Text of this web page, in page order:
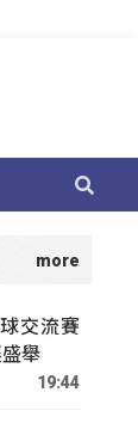
交流賽
舉
19:44